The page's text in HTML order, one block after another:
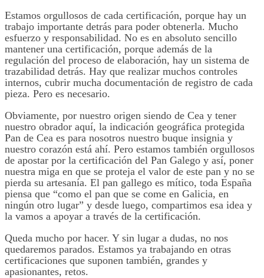
Estamos orgullosos de cada certificación, porque hay un
trabajo importante detrás para poder obtenerla. Mucho
esfuerzo y responsabilidad. No es en absoluto sencillo
mantener una certificación, porque además de la
regulación del proceso de elaboración, hay un sistema de
trazabilidad detrás. Hay que realizar muchos controles
internos, cubrir mucha documentación de registro de cada
pieza. Pero es necesario.
Obviamente, por nuestro origen siendo de Cea y tener
nuestro obrador aquí, la indicación geográfica protegida
Pan de Cea es para nosotros nuestro buque insignia y
nuestro corazón está ahí. Pero estamos también orgullosos
de apostar por la certificación del Pan Galego y así, poner
nuestra miga en que se proteja el valor de este pan y no se
pierda su artesanía. El pan gallego es mítico, toda España
piensa que “como el pan que se come en Galicia, en
ningún otro lugar” y desde luego, compartimos esa idea y
la vamos a apoyar a través de la certificación.
Queda mucho por hacer. Y sin lugar a dudas, no nos
quedaremos parados. Estamos ya trabajando en otras
certificaciones que suponen también, grandes y
apasionantes, retos.